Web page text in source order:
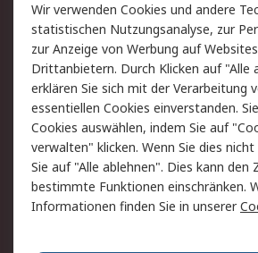
Rücksendungen
Hilfe
Rechtliches
AGB
Cookie-Richtlinie
Copyright/Impressum
Wir verwenden Cookies und andere
statistischen Nutzungsanalyse, zur
zur Anzeige von Werbung auf
Drittanbietern. Durch Klicken auf "Alle
erklären Sie sich mit der Verarbeitung
essentiellen Cookies einverstanden.
Cookies auswählen, indem Sie auf
verwalten" klicken. Wenn Sie dies
Sie auf "Alle ablehnen". Dies kann den
bestimmte Funktionen einschränken.
Informationen finden Sie in unserer